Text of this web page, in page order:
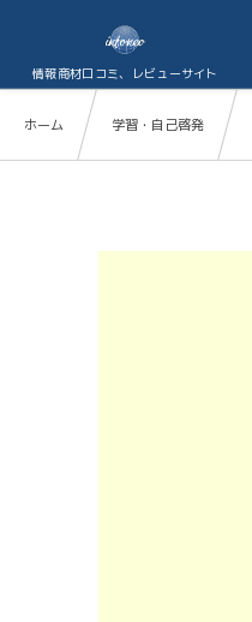
情報商材口コミ、レビューサイト
ホーム 学習・自己啓発